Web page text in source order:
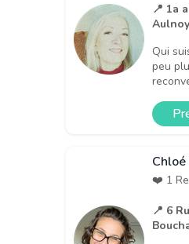
📍 1a
Qui
peu
❤️ 1
📍 6